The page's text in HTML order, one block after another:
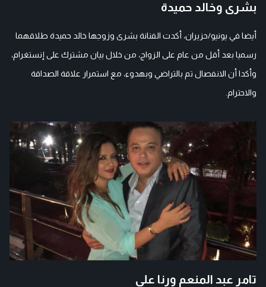
بشرى وخالد حميدة
أيضا في يونيو/حزيران، أكدت الفنانة بشرى وزوجها خالد حميدة طلاقهما
رسميا بعد أقل من عام على الزواج، من خلال بيان مشترك على إنستغرام،
وأكدا أن الانفصال تم بالتراضي وبهدوء، مع استمرار علاقة الصداقة
والاحترام.
تامر عبد المنعم ورنا علي